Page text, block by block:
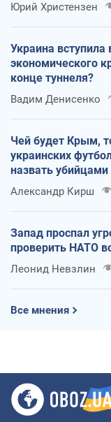
Юрий Христензен
Украина вступила
экономического
конце туннеля?
Вадим Денисенко
Чей будет Крым,
украинских
назвать убийцами
Александр Кирш
Запад проспал
проверить НАТО
Леонид Невзлин
Все мнения